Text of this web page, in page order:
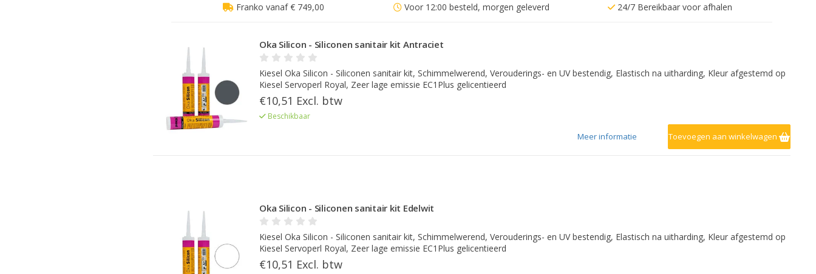
Franko vanaf € 749,00 Voor 12:00 besteld, morgen geleverd 24/7 Bereikbaar voor afhalen
Oka Silicon - Siliconen sanitair kit Antraciet
Kiesel Oka Silicon - Siliconen sanitair kit, Schimmelwerend, Verouderings- en UV bestendig, Elastisch na uitharding, Kleur afgestemd op
Kiesel Servoperl Royal, Zeer lage emissie EC1Plus gelicentieerd
€10,51 Excl. btw
Beschikbaar
Toevoegen aan winkelwagen
Meer informatie
Oka Silicon - Siliconen sanitair kit Edelwit
Kiesel Oka Silicon - Siliconen sanitair kit, Schimmelwerend, Verouderings- en UV bestendig, Elastisch na uitharding, Kleur afgestemd op
Kiesel Servoperl Royal, Zeer lage emissie EC1Plus gelicentieerd
€10,51 Excl. btw